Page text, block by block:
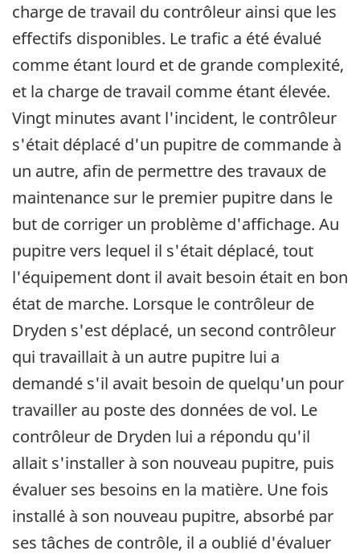
charge de travail du contrôleur ainsi que les
effectifs disponibles. Le trafic a été évalué
comme étant lourd et de grande complexité,
et la charge de travail comme étant élevée.
Vingt minutes avant l'incident, le contrôleur
s'était déplacé d'un pupitre de commande à
un autre, afin de permettre des travaux de
maintenance sur le premier pupitre dans le
but de corriger un problème d'affichage. Au
pupitre vers lequel il s'était déplacé, tout
l'équipement dont il avait besoin était en bon
état de marche. Lorsque le contrôleur de
Dryden s'est déplacé, un second contrôleur
qui travaillait à un autre pupitre lui a
demandé s'il avait besoin de quelqu'un pour
travailler au poste des données de vol. Le
contrôleur de Dryden lui a répondu qu'il
allait s'installer à son nouveau pupitre, puis
évaluer ses besoins en la matière. Une fois
installé à son nouveau pupitre, absorbé par
ses tâches de contrôle, il a oublié d'évaluer